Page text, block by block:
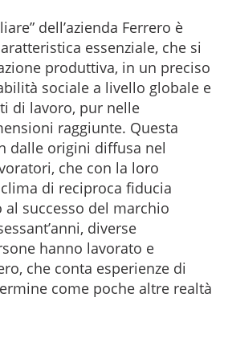
dell’azienda Ferrero è
essenziale, che si
produttiva, in un preciso
sociale a livello globale e
di lavoro, pur nelle
raggiunte. Questa
dalle origini diffusa nel
che con la loro
di reciproca fiducia
successo del marchio
diverse
hanno lavorato e
che conta esperienze di
come poche altre realtà